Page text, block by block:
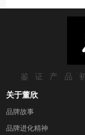
关于董欣
品牌故事
品牌进化精神
鉴证产品